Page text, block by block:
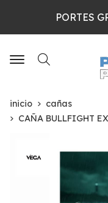
PORTES
Buscar
inicio
cañas
CAÑA BULLFIGHT